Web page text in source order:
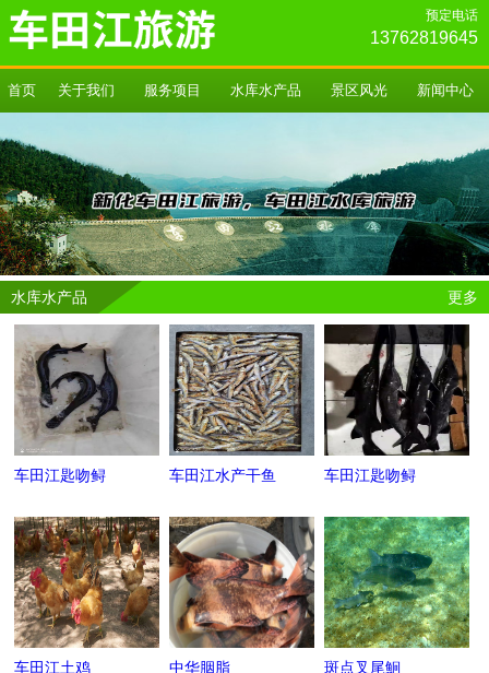
预定电话
13762819645
首页 关于我们 服务项目 水库水产品 景区风光 新闻中心
水库水产品 更多
车田江匙吻鲟 车田江水产干鱼 车田江匙吻鲟
车田江土鸡 中华胭脂 斑点叉尾鮰